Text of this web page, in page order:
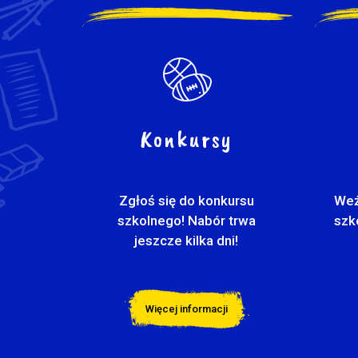
Konkursy
Zgłoś się do konkursu
szkolnego! Nabór trwa
jeszcze kilka dni!
Więcej informacji